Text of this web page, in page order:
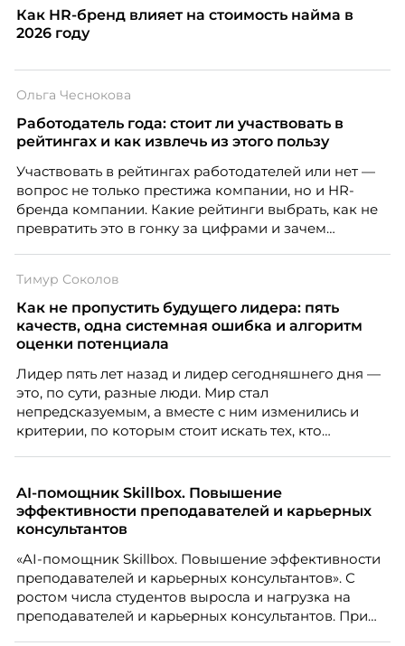
Как HR-бренд влияет на стоимость найма в
2026 году
Ольга Чеснокова
Работодатель года: стоит ли участвовать в
рейтингах и как извлечь из этого пользу
Участвовать в рейтингах работодателей или нет —
вопрос не только престижа компании, но и HR-
бренда компании. Какие рейтинги выбрать, как не
превратить это в гонку за цифрами и зачем
Чеснокова, HR-директор Right line.
Тимур Соколов
Как не пропустить будущего лидера: пять
качеств, одна системная ошибка и алгоритм
оценки потенциала
Лидер пять лет назад и лидер сегодняшнего дня —
это, по сути, разные люди. Мир стал
непредсказуемым, а вместе с ним изменились и
критерии, по которым стоит искать тех, кто
«свадебного генерала», почему стандартные
системы оценки часто упускают самых талантливых
людей и как выявить лидерский потенциал ещё до
Тимур Соколов, ключевой эксперт по
стратегическому развитию и формированию
культуры лидерства в организациях.
AI-помощник Skillbox. Повышение
эффективности преподавателей и карьерных
консультантов
«AI-помощник Skillbox. Повышение эффективности
преподавателей и карьерных консультантов». С
ростом числа студентов выросла и нагрузка на
преподавателей и карьерных консультантов. При